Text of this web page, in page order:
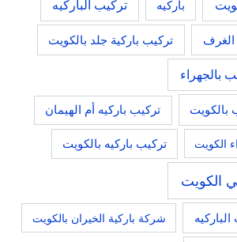
باركيه تركيب الباركيه
الغرف تركيب باركية جلد بالكويت
بالجهراء
بالكويت تركيب باركيه أم الهيمان
الكويت تركيب باركيه بالكويت
الكويت
شركة باركية الخيران بالكويت